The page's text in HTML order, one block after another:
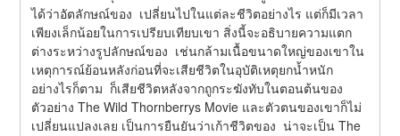
ได้ว่าอัตลักษณ์ของ  เปลี่ยนไปในแต่ละชีวิตอย่างไร แต่ก็มีเวลา
เพียงเล็กน้อยในการเปรียบเทียบเขา สิ่งนี้จะอธิบายความแตก
ต่างระหว่างรูปลักษณ์ของ  เช่นกล้ามเนื้อขนาดใหญ่ของเขาใน
เหตุการณ์ย้อนหลังก่อนที่จะเสียชีวิตในอุบัติเหตุยกน้ำหนัก
อย่างไรก็ตาม  ก็เสียชีวิตหลังจากถูกระฆังทับในตอนต้นของ
ตัวอย่าง The Wild Thornberrys Movie และตัวตนของเขาก็ไม่
เปลี่ยนแปลงเลย เป็นการยืนยันว่าเก้าชีวิตของ  น่าจะเป็น The